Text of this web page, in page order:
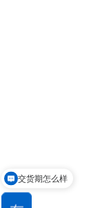
请问可以定制吗
交货期怎么样